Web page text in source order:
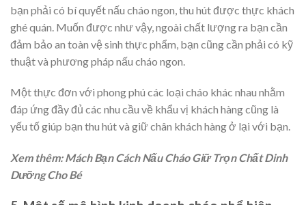
bạn phải có bí quyết nấu cháo ngon, thu hút được thực khách
ghé quán. Muốn được như vậy, ngoài chất lượng ra bạn cần
đảm bảo an toàn vệ sinh thực phẩm, bạn cũng cần phải có kỹ
thuật và phương pháp nấu cháo ngon.
Một thực đơn với phong phú các loại cháo khác nhau nhằm
đáp ứng đầy đủ các nhu cầu về khẩu vị khách hàng cũng là
yếu tố giúp bạn thu hút và giữ chân khách hàng ở lại với bạn.
Xem thêm:Mách Bạn Cách Nấu Cháo Giữ Trọn Chất Dinh
Dưỡng Cho Bé